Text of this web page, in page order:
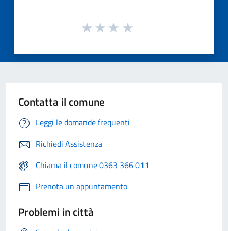
Contatta il comune
Leggi le domande frequenti
Richiedi Assistenza
Chiama il comune 0363 366 011
Prenota un appuntamento
Problemi in città